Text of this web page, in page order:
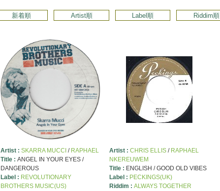
新着順 Artist順 Label順 Riddim順
Artist : SKARRA MUCCI / RAPHAEL
Title : ANGEL IN YOUR EYES /
DANGEROUS
Label : REVOLUTIONARY
BROTHERS MUSIC(US)
Artist : CHRIS ELLIS/ RAPHAEL
NKEREUWEM
Title : ENGLISH / GOOD OLD VIBES
Label : PECKINGS(UK)
Riddim : ALWAYS TOGETHER